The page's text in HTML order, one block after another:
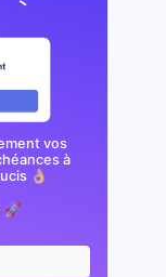
vos
à
👌🏼
🚀